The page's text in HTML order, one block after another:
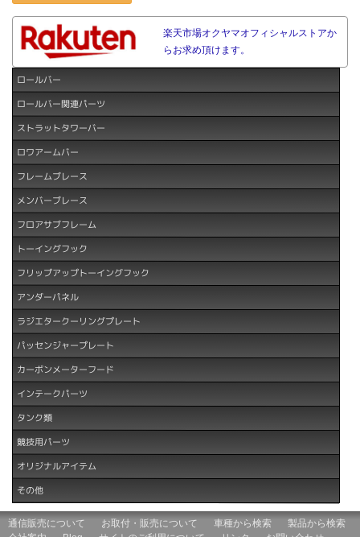
楽天市場オクヤマオフィシャルストアか
らお求め頂けます。
ロールバー
ロールバー関連パーツ
ストラットタワーバー
ロワアームバー
フレームブレース
メンバーブレース
フロアサブフレーム
トーイングフック
フリップアップトーイングフック
アンダーパネル
ラジエタークーリングプレート
パッセンジャープレート
カーボンメーターフード
インテークパーツ
タンク類
競技用パーツ
オリジナルアイテム
その他
通信販売について お取付・販売について 車種から検索
製品から検索